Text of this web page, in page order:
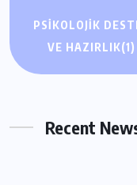
PSIKOLOJIK
VE HAZIRLIK(1)
Recent
Hamilelik